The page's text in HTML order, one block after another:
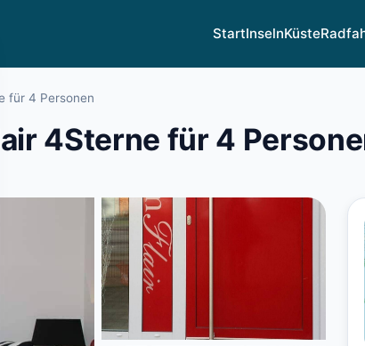
StartInselnKüste
für 4 Personen
4Sterne für 4